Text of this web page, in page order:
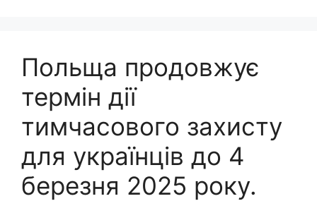
Польща продовжує
термін дії
тимчасового захисту
для українців до 4
березня 2025 року.